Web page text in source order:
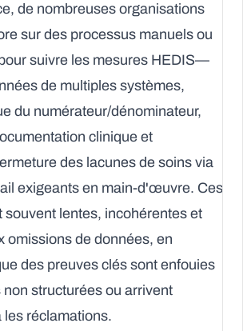
de nombreuses organisations
sur des processus manuels ou
suivre les mesures HEDIS—
de multiples systèmes,
du numérateur/dénominateur,
clinique et
des lacunes de soins via
exigeants en main-d'œuvre. Ces
souvent lentes, incohérentes et
omissions de données, en
des preuves clés sont enfouies
non structurées ou arrivent
les réclamations.